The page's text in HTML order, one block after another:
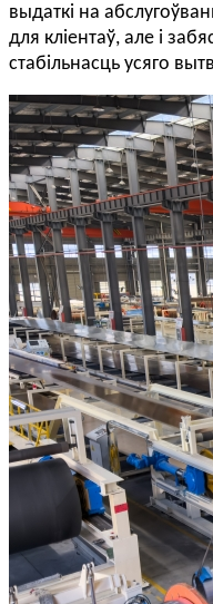
выдаткі на
для кліентаў, але і
стабільнасць усяго